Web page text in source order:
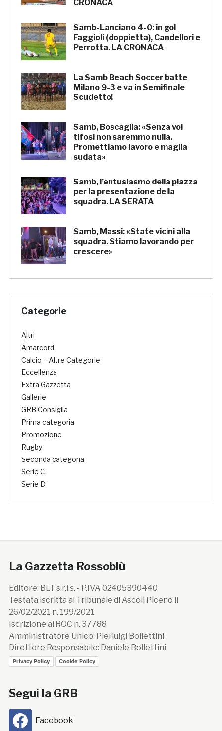
CRONACA
Samb-Lanciano 4-0: in gol
Faggioli (doppietta), Candellori e
Perrotta. LA CRONACA
La Samb Beach Soccer batte
Milano 9-3 e va in Semifinale
Scudetto!
Samb, Boscaglia: «Senza voi
tifosi non saremmo nulla.
Promettiamo lavoro e maglia
sudata»
Samb, l’entusiasmo della piazza
per la presentazione della
squadra. LA SERATA
Samb, Massi: «State vicini alla
squadra. Stiamo lavorando per
crescere»
Categorie
Altri
Amarcord
Calcio – Altre Categorie
Eccellenza
Extra Gazzetta
Gallerie
GRB Consiglia
Prima categoria
Promozione
Rugby
Seconda categoria
Serie C
Serie D
La Gazzetta Rossoblù
Editore: BLT s.r.l.s. - P.IVA 02405390440
Testata iscritta al Tribunale di Ascoli Piceno il
26/02/2021 n. 199/2021
Iscrizione al ROC n. 37788
Amministratore Unico: Pierluigi Bollettini
Direttore Responsabile: Daniele Bollettini
Privacy Policy Cookie Policy
Segui la GRB
Facebook